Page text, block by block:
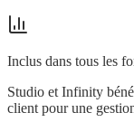
Inclus dans tous les
Studio et Infinity
client pour une